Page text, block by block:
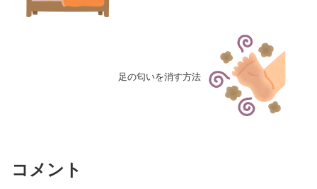
足の匂いを消す方法
コメント